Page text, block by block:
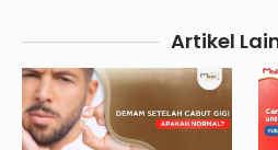
Artikel